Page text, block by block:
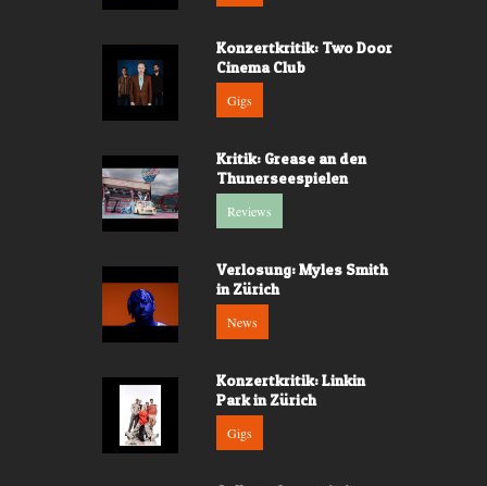
Konzertkritik: Two Door
Cinema Club
Gigs
Kritik: Grease an den
Thunerseespielen
Reviews
Verlosung: Myles Smith
in Zürich
News
Konzertkritik: Linkin
Park in Zürich
Gigs